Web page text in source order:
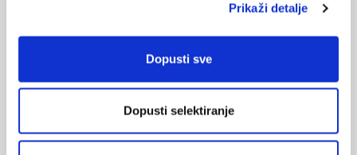
Prikaži detalje
Dopusti sve
Dopusti selektiranje
Muško zdravlje
Medicus (1/2025)
Od nevidljivog do fatalnog: izabrane teme iz
kardiologije, nefrologije i endokrinologije